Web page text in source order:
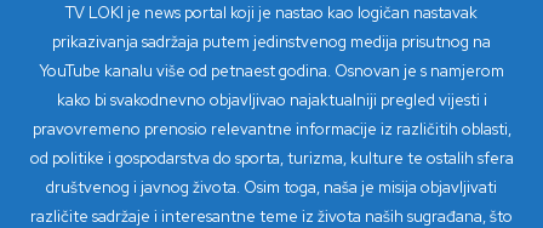
TV LOKI je news portal koji je nastao kao logičan nastavak
prikazivanja sadržaja putem jedinstvenog medija prisutnog na
YouTube kanalu više od petnaest godina. Osnovan je s namjerom
kako bi svakodnevno objavljivao najaktualniji pregled vijesti i
pravovremeno prenosio relevantne informacije iz različitih oblasti,
od politike i gospodarstva do sporta, turizma, kulture te ostalih sfera
društvenog i javnog života. Osim toga, naša je misija objavljivati
različite sadržaje i interesantne teme iz života naših sugrađana, što